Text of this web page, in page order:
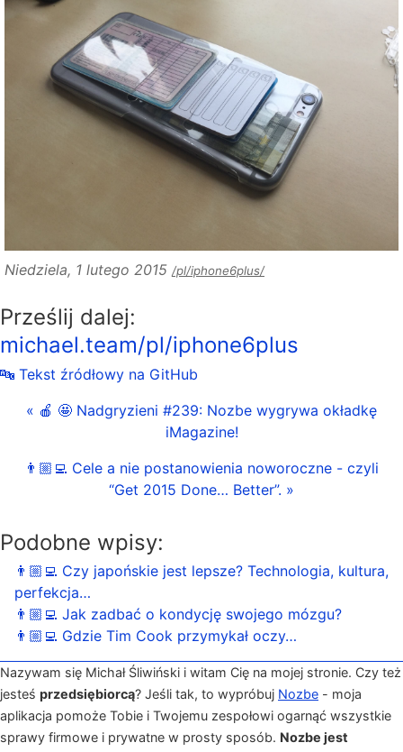
Niedziela, 1 lutego 2015 /pl/iphone6plus/
Prześlij dalej:
michael.team/pl/iphone6plus
🔤 Tekst źródłowy na GitHub
« 🍎 🤩 Nadgryzieni #239: Nozbe wygrywa okładkę
iMagazine!
👨🏼‍💻 Cele a nie postanowienia noworoczne - czyli
“Get 2015 Done… Better”. »
Podobne wpisy:
👨🏼‍💻 Czy japońskie jest lepsze? Technologia, kultura,
perfekcja…
👨🏼‍💻 Jak zadbać o kondycję swojego mózgu?
👨🏼‍💻 Gdzie Tim Cook przymykał oczy…
Nazywam się Michał Śliwiński i witam Cię na mojej stronie. Czy też
jesteś przedsiębiorcą? Jeśli tak, to wypróbuj Nozbe - moja
aplikacja pomoże Tobie i Twojemu zespołowi ogarnąć wszystkie
sprawy firmowe i prywatne w prosty sposób. Nozbe jest